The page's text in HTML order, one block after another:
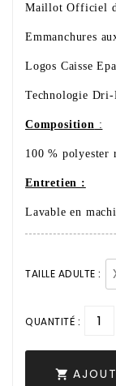
Maillot Officiel
Emmanchures
Logos Caisse
Technologie
Composition :
100 % polyester
Entretien :
Lavable en
TAILLE ADULTE :
QUANTITÉ :
